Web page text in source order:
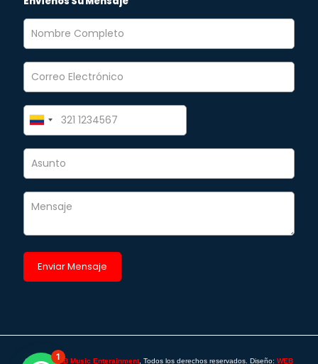
©2025 -SAB Music Enterainment, Todos los derechos reservados. Diseño: WEB
1